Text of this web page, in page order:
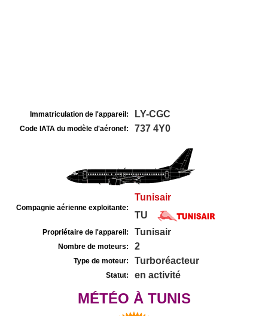
Immatriculation de l'appareil: LY-CGC
Code IATA du modèle d'aéronef: 737 4Y0
Compagnie aérienne exploitante:
Tunisair
TU
Propriétaire de l'appareil: Tunisair
Nombre de moteurs: 2
Type de moteur: Turboréacteur
Statut: en activité
MÉTÉO À TUNIS